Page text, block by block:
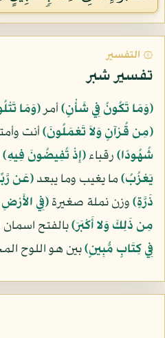
۞ التفسير
تفسير شبر
﴿وَمَا تَكُونُ فِي شَأْنٍ﴾أمر﴿وَمَا
﴿مِن قُرْآنٍ وَلاَ تَعْمَلُونَ﴾أنت
شُهُودًا﴾رقباء﴿إِذْ تُفِيضُونَ فِيهِ﴾
يَعْزُبُ﴾ما يغيب وما يبعد﴿عَن
ذَرَّةٍ﴾وزن نملة صغيرة﴿فِي
مِن ذَلِكَ وَلا أَكْبَرَ﴾بالفتح اسمان
فِي كِتَابٍ مُّبِينٍ﴾بين هو اللوح